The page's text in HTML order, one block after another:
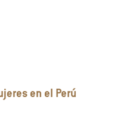
en el Perú